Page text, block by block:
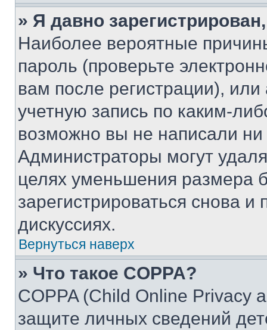
» Я давно
Наиболее вероятные
пароль (проверьте
вам после регистрации),
учетную запись по каким-
возможно вы не написали
Администраторы могут
целях уменьшения размера
зарегистрироваться снова и
дискуссиях.
Вернуться наверх
» Что такое COPPA?
COPPA (Child Online Privacy
защите личных сведений